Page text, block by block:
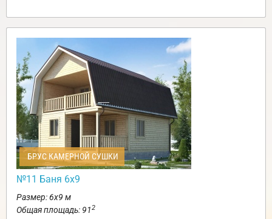
БРУС КАМЕРНОЙ СУШКИ
№11 Баня 6х9
Размер: 6х9 м
Общая площадь: 912